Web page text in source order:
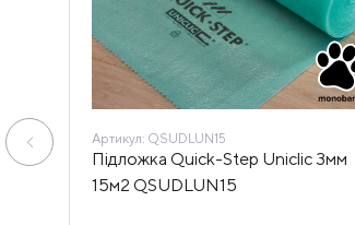
Артикул: QSUDLUN15
Підложка Quick-Step Uniclic 3мм
15м2 QSUDLUN15